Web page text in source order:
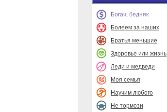
Богач, бедняк
Болеем за наших
Братья меньшие
Здоровье или жизнь
Леди и медведи
Моя семья
Научим любого
Не тормози